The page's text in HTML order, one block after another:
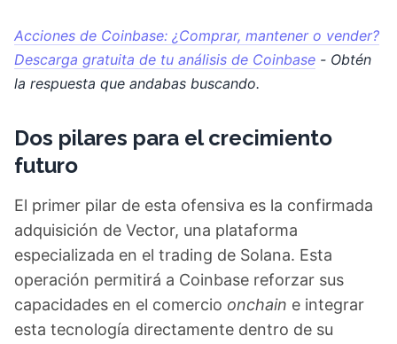
Acciones de Coinbase: ¿Comprar, mantener o vender?
Descarga gratuita de tu análisis de Coinbase - Obtén
la respuesta que andabas buscando.
Dos pilares para el crecimiento
futuro
El primer pilar de esta ofensiva es la confirmada
adquisición de Vector, una plataforma
especializada en el trading de Solana. Esta
operación permitirá a Coinbase reforzar sus
capacidades en el comercio onchain e integrar
esta tecnología directamente dentro de su